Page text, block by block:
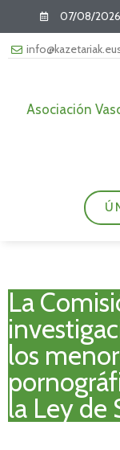
07/08/2026
Asociación
La
los
la Ley de